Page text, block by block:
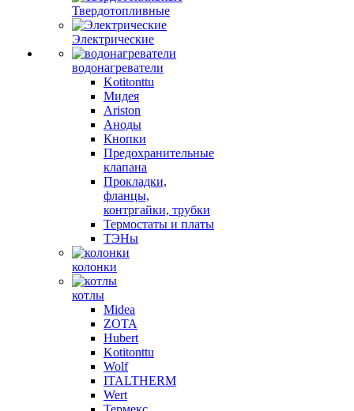
Твердотопливные
Электрические
водонагреватели
Kotitonttu
Мидея
Ariston
Аноды
Кнопки
Предохранительные
клапана
Прокладки,
фланцы,
контргайки, трубки
Термостаты и платы
ТЭНы
колонки
котлы
Midea
ZOTA
Hubert
Kotitonttu
Wolf
ITALTHERM
Wert